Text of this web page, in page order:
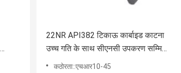
22NR API382 टिकाऊ कार्बाइड काटना
उच्च गति के साथ सीएनसी उपकरण सम्मिलित
करता है
कठोरता::एचआर10-45